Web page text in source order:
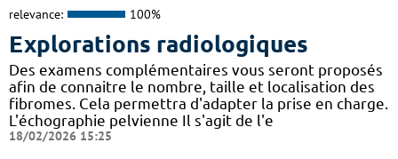
relevance: 100%
Explorations radiologiques
Des examens complémentaires vous seront proposés
afin de connaitre le nombre, taille et localisation des
fibromes. Cela permettra d'adapter la prise en charge.
L'échographie pelvienne Il s'agit de l'e
18/02/2026 15:25